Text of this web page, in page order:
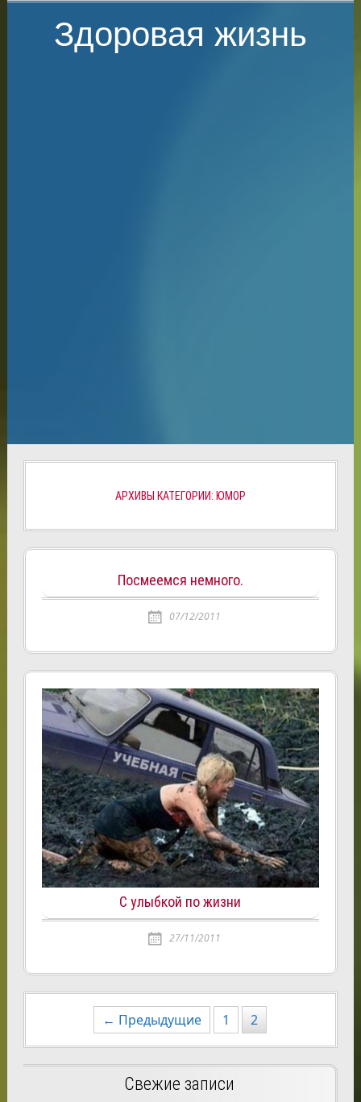
Здоровая жизнь
АРХИВЫ КАТЕГОРИИ: ЮМОР
Посмеемся немного.
07/12/2011
С улыбкой по жизни
27/11/2011
Навигация
записям
← Предыдущие 1 2
Свежие записи